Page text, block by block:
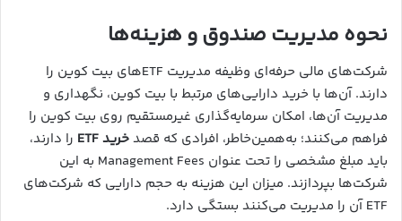
نحوه مدیریت صندوق و هزینه‌ها
شرکت‌های مالی حرفه‌ای وظیفه مدیریت ETFهای بیت کوین را
دارند. آن‌ها با خرید دارایی‌های مرتبط با بیت کوین، نگهداری و
مدیریت آن‌ها، امکان سرمایه‌گذاری غیرمستقیم روی بیت کوین را
فراهم می‌کنند؛ به‌همین‌خاطر، افرادی که قصدخرید ETF
را دارند،
باید مبلغ مشخصی را تحت عنوان Management Fees به این
شرکت‌ها بپردازند. میزان این هزینه به حجم دارایی که شرکت‌های
ETF آن را مدیریت می‌کنند بستگی دارد.